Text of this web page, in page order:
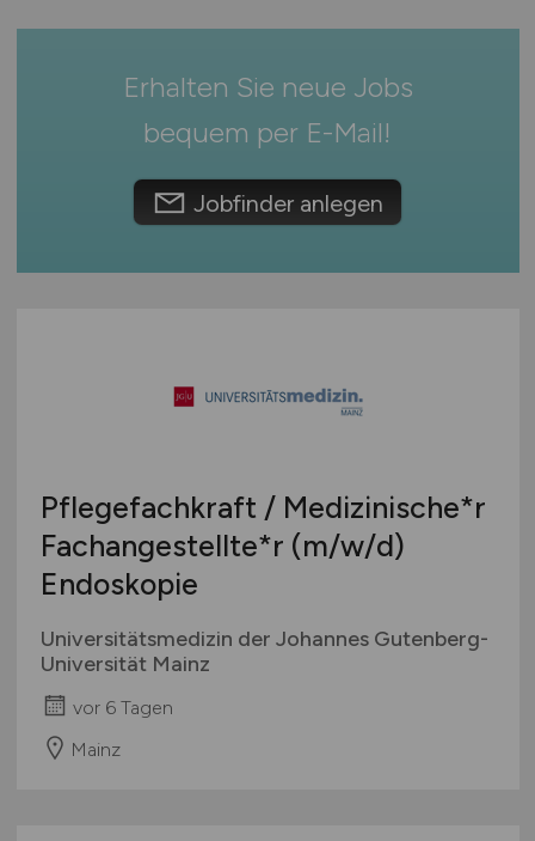
Österreich
International
Erhalten Sie neue Jobs
bequem per E-Mail!
Jobfinder anlegen
Pflegefachkraft / Medizinische*r
Fachangestellte*r (m/w/d)
Endoskopie
Universitätsmedizin der Johannes Gutenberg-
Universität Mainz
vor 6 Tagen
Mainz